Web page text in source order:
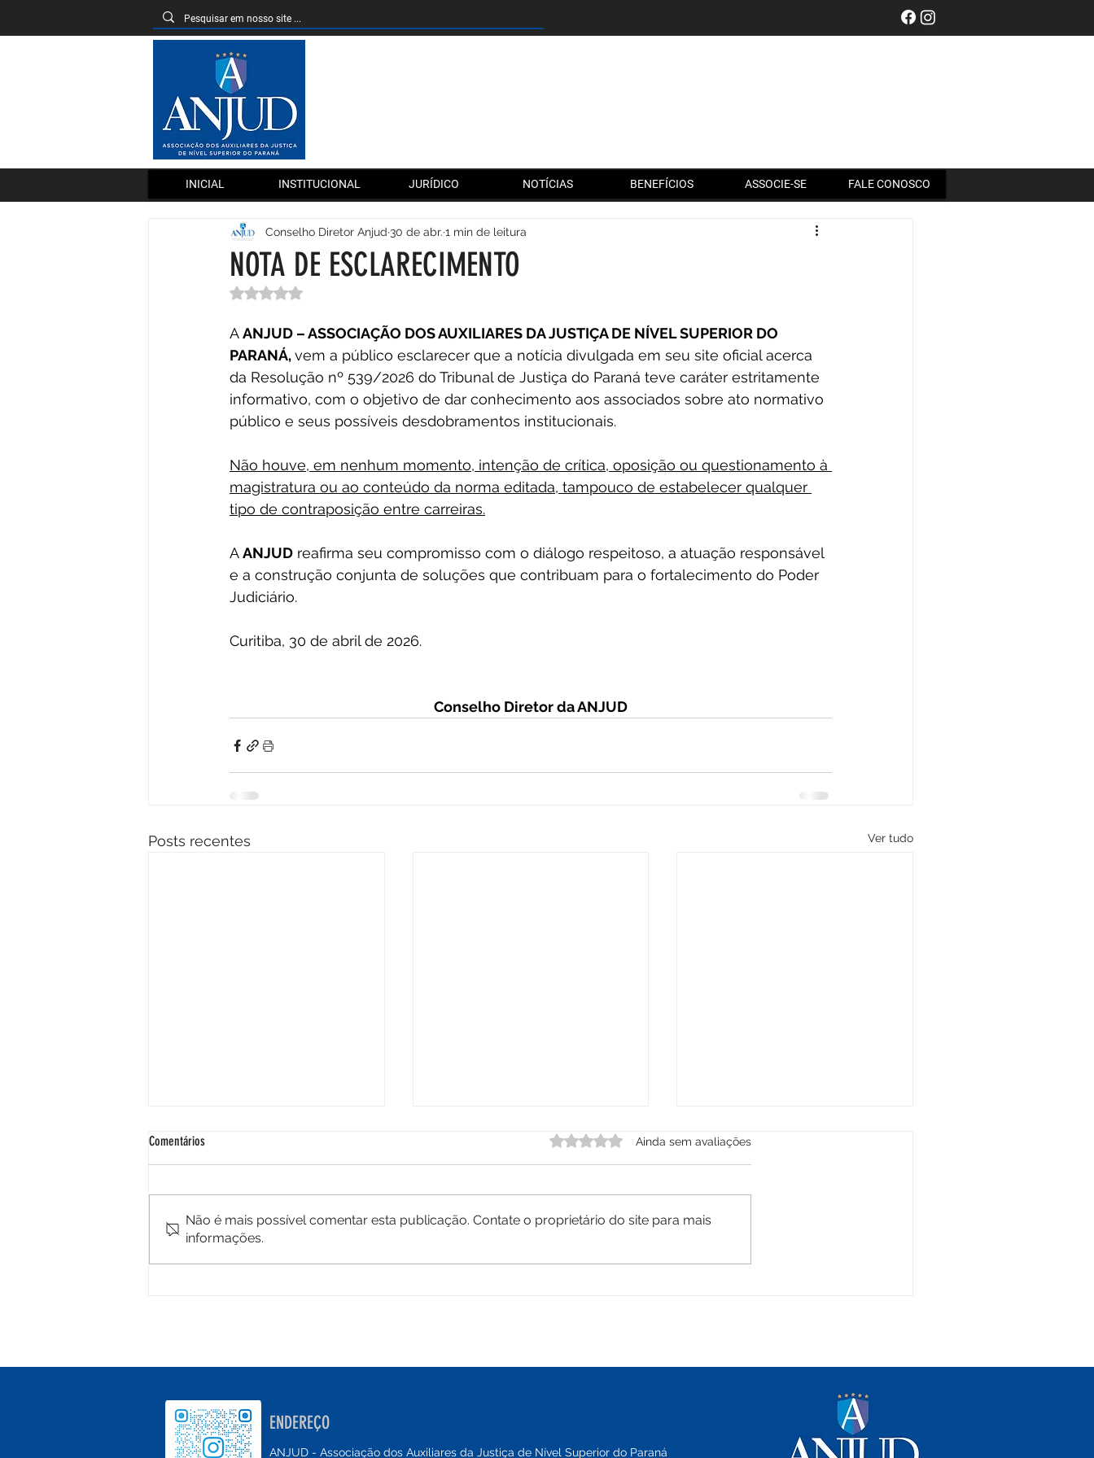
INICIAL INSTITUCIONAL JURÍDICO NOTÍCIAS BENEFÍCIOS ASSOCIE-SE FALE CONOSCO
NOTA DE ESCLARECIMENTO
Conselho Diretor Anjud 30 de abr. 1 min de leitura
Avaliado com NaN de 5 estrelas.
A ANJUD – ASSOCIAÇÃO DOS AUXILIARES DA JUSTIÇA DE NÍVEL SUPERIOR DO
PARANÁ, vem a público esclarecer que a notícia divulgada em seu site oficial acerca
da Resolução nº 539/2026 do Tribunal de Justiça do Paraná teve caráter estritamente
informativo, com o objetivo de dar conhecimento aos associados sobre ato normativo
público e seus possíveis desdobramentos institucionais.
Não houve, em nenhum momento, intenção de crítica, oposição ou questionamento à
magistratura ou ao conteúdo da norma editada, tampouco de estabelecer qualquer
tipo de contraposição entre carreiras.
A ANJUD reafirma seu compromisso com o diálogo respeitoso, a atuação responsável
e a construção conjunta de soluções que contribuam para o fortalecimento do Poder
Judiciário.
Curitiba, 30 de abril de 2026.
Conselho Diretor da ANJUD
Posts recentes Ver tudo
TJPR regulamenta advocacia dativa no
Dia do(a) Assistente Social
TJPR reconhece atividade de supervisão
Comentários Avaliado com 0 de 5 estrelas.
Ainda sem avaliações
Não é mais possível comentar esta publicação. Contate o proprietário do site para mais
informações.
ENDEREÇO
ANJUD - Associação dos Auxiliares da Justiça de Nível Superior do Paraná